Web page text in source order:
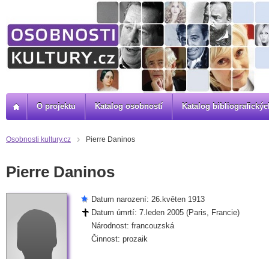
Osobnosti kultury.cz Pierre Daninos
Pierre Daninos
Datum narození: 26.květen 1913
Datum úmrtí: 7.leden 2005 (Paris, Francie)
Národnost: francouzská
Činnost: prozaik
O projektu Katalog osobností Katalog